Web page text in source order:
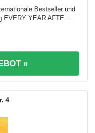
Bestseller und
EVERY YEAR AFTE ...
»
4